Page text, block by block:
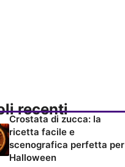
recenti
Crostata di zucca: la
ricetta facile e
scenografica perfetta per
Halloween